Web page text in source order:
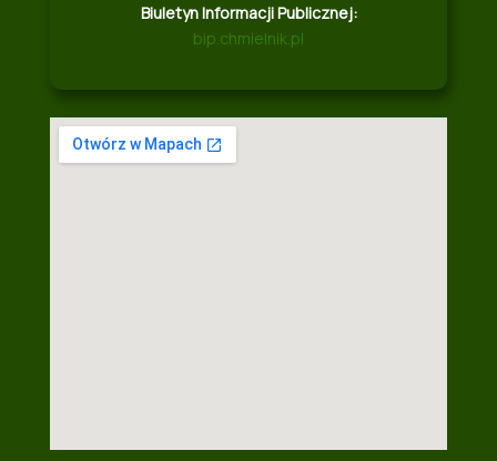
Biuletyn Informacji Publicznej:
bip.chmielnik.pl